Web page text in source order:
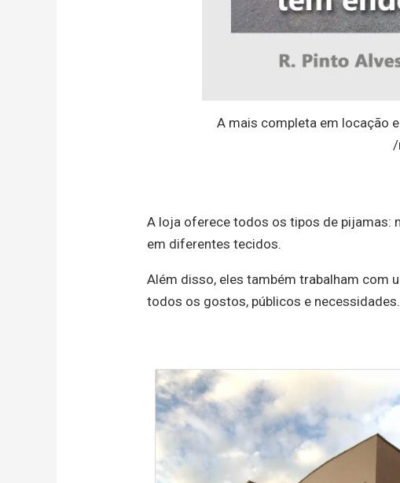
A mais completa em locação
/
A loja oferece todos os tipos de pijamas:
em diferentes tecidos.
Além disso, eles também trabalham com
todos os gostos, públicos e necessidades.